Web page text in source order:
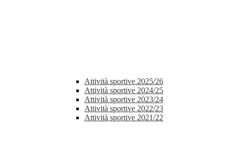
Attività sportive 2025/26
Attività sportive 2024/25
Attività sportive 2023/24
Attività sportive 2022/23
Attività sportive 2021/22